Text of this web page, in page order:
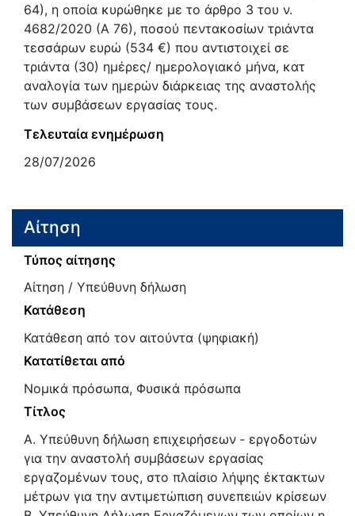
64), η οποία κυρώθηκε με το άρθρο 3 του ν.
4682/2020 (Α 76), ποσού πεντακοσίων τριάντα
τεσσάρων ευρώ (534 €) που αντιστοιχεί σε
τριάντα (30) ημέρες/ ημερολογιακό μήνα, κατ
αναλογία των ημερών διάρκειας της αναστολής
των συμβάσεων εργασίας τους.
Τελευταία ενημέρωση
28/07/2026
Αίτηση
Τύπος αίτησης
Αίτηση / Υπεύθυνη δήλωση
Κατάθεση
Κατάθεση από τον αιτούντα (ψηφιακή)
Κατατίθεται από
Νομικά πρόσωπα, Φυσικά πρόσωπα
Τίτλος
Α. Υπεύθυνη δήλωση επιχειρήσεων ‐ εργοδοτών
για την αναστολή συμβάσεων εργασίας
εργαζομένων τους, στο πλαίσιο λήψης έκτακτων
μέτρων για την αντιμετώπιση συνεπειών κρίσεων